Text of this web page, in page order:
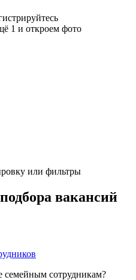
1 и откроем фото
или фильтры
вакансий
семейным сотрудникам?